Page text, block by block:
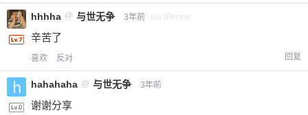
hhhha @ 与世无争 3年前 via iPhone
辛苦了
喜欢 反对 回复
hahahaha @ 与世无争 3年前
谢谢分享